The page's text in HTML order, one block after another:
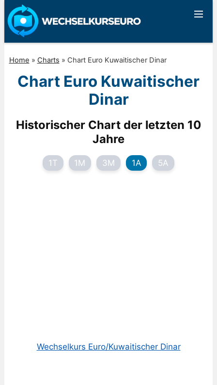
Home » Charts » Chart Euro Kuwaitischer Dinar
Chart Euro Kuwaitischer
Dinar
Historischer Chart der letzten 10
Jahre
1T 1M 3M 1A 5A
Wechselkurs Euro/Kuwaitischer Dinar